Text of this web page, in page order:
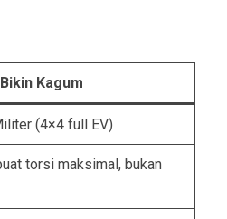
Kagum
(4×4 full EV)
torsi maksimal, bukan